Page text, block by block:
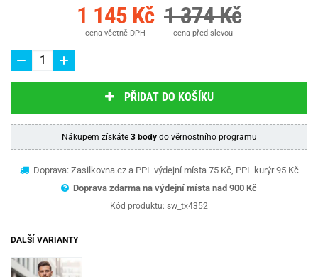
1 145 Kč
cena včetně DPH
1 374 Kč
cena před slevou
PŘIDAT DO KOŠÍKU
Nákupem získáte 3 bodydo věrnostního programu
Doprava: Zasilkovna.cz a PPL výdejní místa 75 Kč, PPL kurýr 95 Kč
Doprava zdarma na výdejní místa nad 900 Kč
Kód produktu: sw_tx4352
DALŠÍ VARIANTY